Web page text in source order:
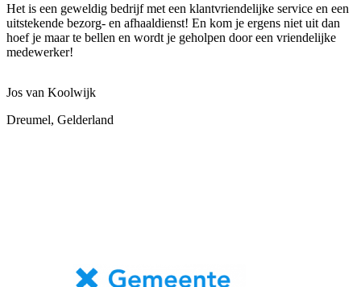
Het is een geweldig bedrijf met een klantvriendelijke service en een
uitstekende bezorg- en afhaaldienst! En kom je ergens niet uit dan
hoef je maar te bellen en wordt je geholpen door een vriendelijke
medewerker!
Jos van Koolwijk
Dreumel, Gelderland